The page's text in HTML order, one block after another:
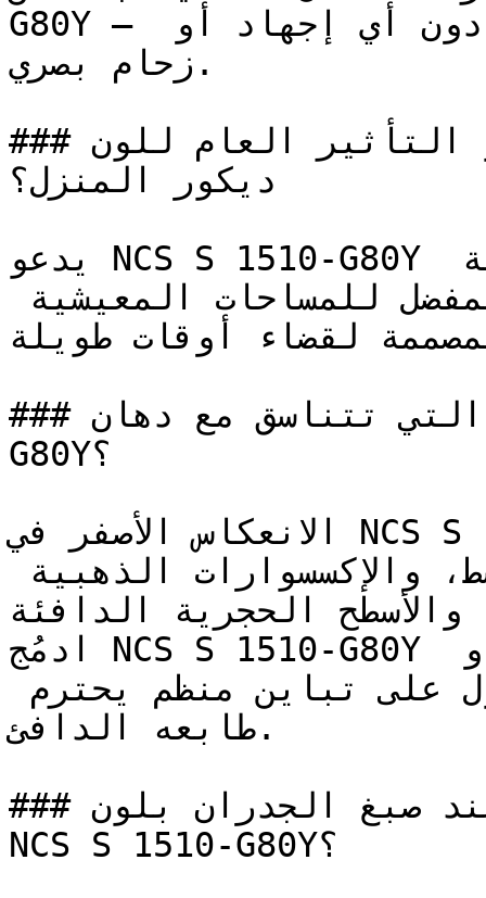
G80Y — فنعومته تخلق بيئة مريحة دون أي إجهاد أو
زحام بصري.
### ما هو التأثير العام للون NCS S 1510-G80Y على
ديكور المنزل؟
يدعو NCS S 1510-G80Y إلى الشعور بالاستمرارية
لقضاء أوقات طويلة.
### ما هي الألوان التي تتناسق مع دهان NCS S 1510-
G80Y؟
الانعكاس الأصفر في NCS S 1510-G80Y يجعله يتكامل
والأسطح الحجرية الدافئة.
ادمُج NCS S 1510-G80Y مع الأخضر الغابي العميق أو
طابعه الدافئ.
### كيف تحصل على نتيجة مثالية عند صبغ الجدران بلون
NCS S 1510-G80Y؟